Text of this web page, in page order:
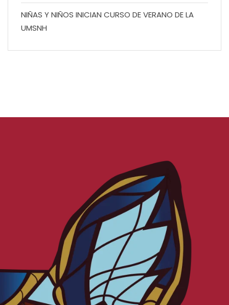
NIÑAS Y NIÑOS INICIAN CURSO DE VERANO DE LA
UMSNH